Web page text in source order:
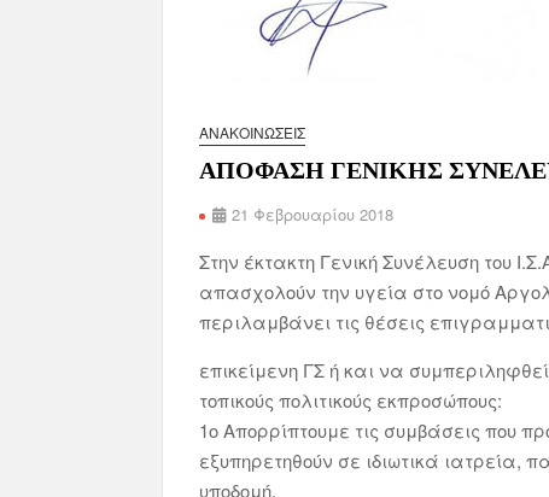
ΑΝΑΚΟΙΝΏΣΕΙΣ
ΑΠΟΦΑΣΗ ΓΕΝΙΚΗΣ
21 Φεβρουαρίου 2018
Στην έκτακτη Γενική Συνέλευση του
απασχολούν την υγεία στο νομό
περιλαμβάνει τις θέσεις
επικείμενη ΓΣ ή και να
τοπικούς πολιτικούς εκπροσώπους:
1ο Απορρίπτουμε τις συμβάσεις που
εξυπηρετηθούν σε ιδιωτικά ιατρεία,
υποδομή.